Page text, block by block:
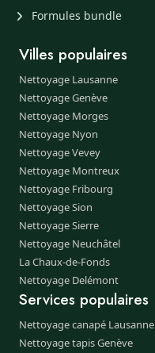
Formules bundle
Villes populaires
Nettoyage Lausanne
Nettoyage Genève
Nettoyage Morges
Nettoyage Nyon
Nettoyage Vevey
Nettoyage Montreux
Nettoyage Fribourg
Nettoyage Sion
Nettoyage Sierre
Nettoyage Neuchâtel
La Chaux-de-Fonds
Nettoyage Delémont
Services populaires
Nettoyage canapé Lausanne
Nettoyage tapis Genève